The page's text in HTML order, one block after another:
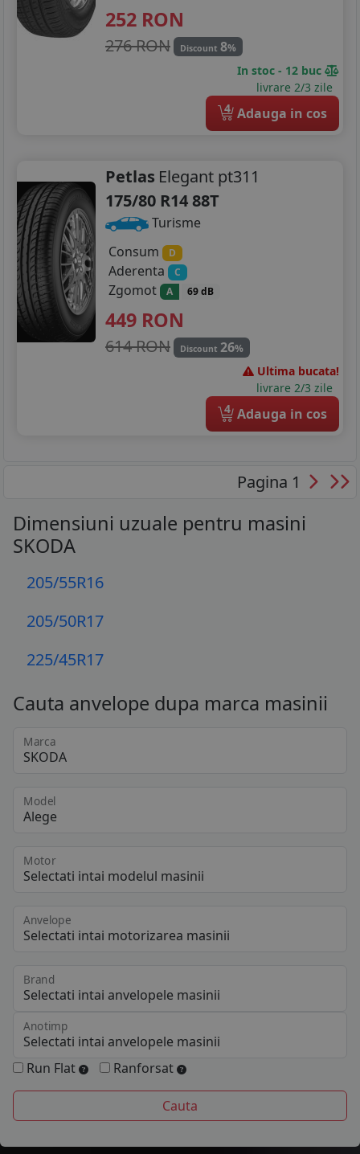
252 RON
276 RON Discount 8%
In stoc - 12 buc
livrare 2/3 zile
4 Adauga in cos
Petlas Elegant pt311
175/80 R14 88T
Turisme
Consum
D
Aderenta C
Zgomot A 69 dB
449 RON
614 RON Discount 26%
Ultima bucata!
livrare 2/3 zile
4 Adauga in cos
Pagina 1
Dimensiuni uzuale pentru masini
SKODA
205/55R16
205/50R17
225/45R17
Cauta anvelope dupa marca masinii
Marca
Model
Motor
Anvelope
Brand
Anotimp
Run Flat Ranforsat